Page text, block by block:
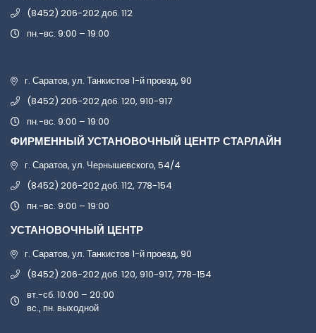
(8452) 206-202 доб. 112
пн.-вс. 9:00 – 19:00
г. Саратов, ул. Танкистов 1-й проезд, 90
(8452) 206-202 доб. 120, 910-917
пн.-вс. 9:00 – 19:00
ФИРМЕННЫЙ УСТАНОВОЧНЫЙ ЦЕНТР СТАРЛАЙН
г. Саратов, ул. Чернышевского, 54/4
(8452) 206-202 доб. 112, 778-154
пн.-вс. 9:00 – 19:00
УСТАНОВОЧНЫЙ ЦЕНТР
г. Саратов, ул. Танкистов 1-й проезд, 90
(8452) 206-202 доб. 120, 910-917, 778-154
вт.-сб. 10:00 – 20:00
вс., пн. выходной